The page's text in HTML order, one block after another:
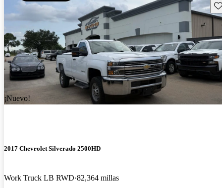
¡Nuevo!
2017 Chevrolet Silverado 2500HD
Work Truck LB RWD 82,364 millas